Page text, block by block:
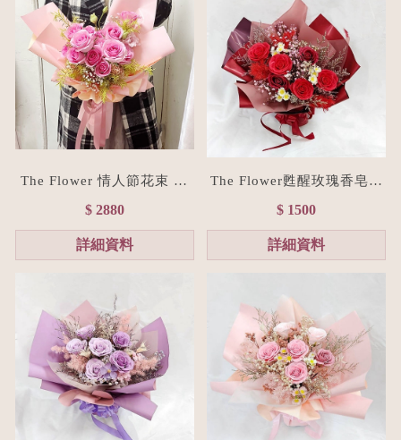
The Flower 情人節花束 15
朵粉玫瑰花束(台北花店/花
禮訂製)
$ 2880
詳細資料
The Flower甦醒玫瑰香皂花
束M size(贈禮物提袋/全台
宅配）經典紅
$ 1500
詳細資料